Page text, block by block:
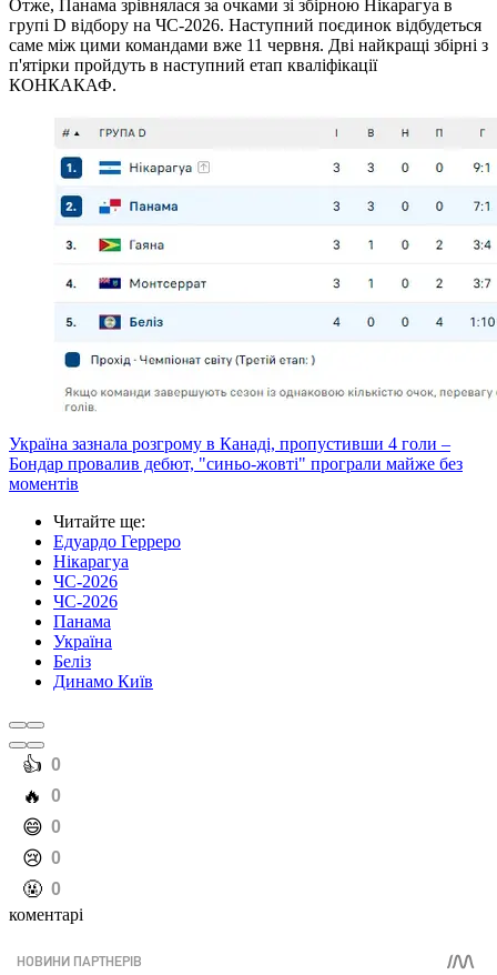
Отже, Панама зрівнялася за очками зі збірною Нікарагуа в
групі D відбору на ЧС-2026. Наступний поєдинок відбудеться
саме між цими командами вже 11 червня. Дві найкращі збірні з
п'ятірки пройдуть в наступний етап кваліфікації
КОНКАКАФ.
Україна зазнала розгрому в Канаді, пропустивши 4 голи –
Бондар провалив дебют, "синьо-жовті" програли майже без
моментів
Читайте ще:
Едуардо Герреро
Нікарагуа
ЧС-2026
ЧС-2026
Панама
Україна
Беліз
Динамо Київ
️👍 0
️🔥 0
️😄 0
️😢 0
️🤬 0
коментарі